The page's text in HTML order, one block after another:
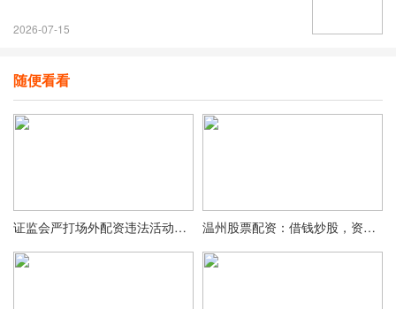
2026-07-15
随便看看
证监会严打场外配资违法活动，吴某非法经营案被查处 温州股票配资：借钱炒股，资金跑步入场